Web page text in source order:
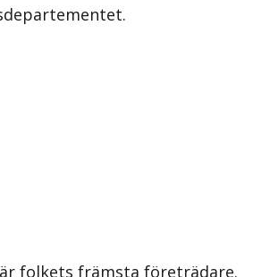
folkets främsta företrädare.